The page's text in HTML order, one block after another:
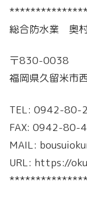
総合防水業 奥
〒830-0038
福岡県久留米市
TEL: 0942-80-
FAX: 0942-80-
MAIL:
URL: https://